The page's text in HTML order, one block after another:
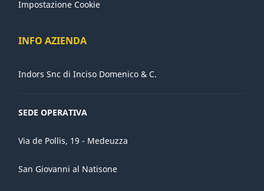
Impostazione Cookie
INFO AZIENDA
Indors Snc di Inciso Domenico & C.
SEDE OPERATIVA
Via de Pollis, 19 - Medeuzza
San Giovanni al Natisone